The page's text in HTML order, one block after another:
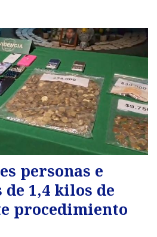
personas e
1,4 kilos de
procedimiento